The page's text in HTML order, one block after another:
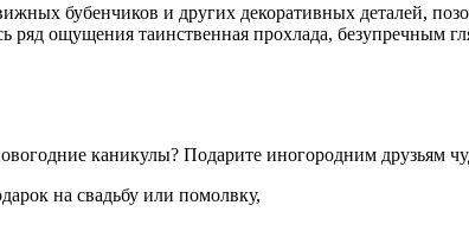
бубенчиков и других декоративных деталей,
ряд ощущения таинственная прохлада, безупречным
каникулы? Подарите иногородним друзьям
на свадьбу или помолвку,